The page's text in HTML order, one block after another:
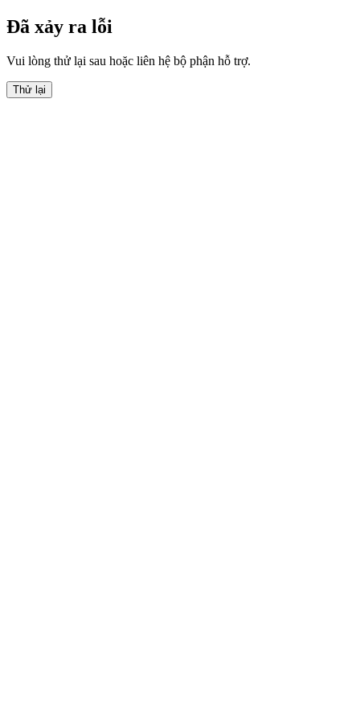
Đã xảy ra lỗi
Vui lòng thử lại sau hoặc liên hệ bộ phận hỗ trợ.
Thử lại